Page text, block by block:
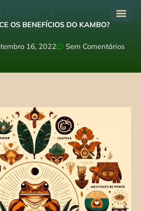
OS BENEFÍCIOS DO KAMBO?
16, 2022 Sem Comentários